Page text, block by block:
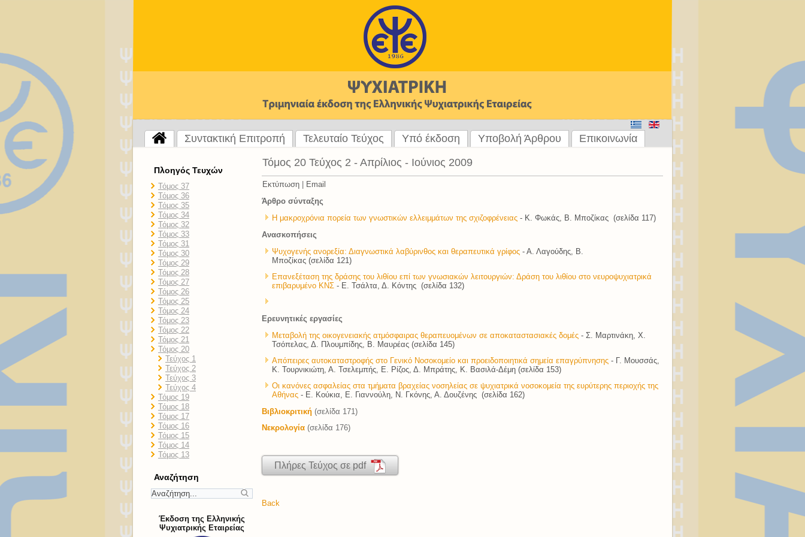
Συντακτική Επιτροπή Τελευταίο Τεύχος Υπό έκδοση Υποβολή Άρθρου Επικοινωνία
Πλοηγός Τευχών
Τόμος 37
Τόμος 36
Τόμος 35
Τόμος 34
Τόμος 32
Τόμος 33
Τόμος 31
Τόμος 30
Τόμος 29
Τόμος 28
Τόμος 27
Τόμος 26
Τόμος 25
Τόμος 24
Τόμος 23
Τόμος 22
Τόμος 21
Τόμος 20
Τεύχος 1
Τεύχος 2
Τεύχος 3
Τεύχος 4
Τόμος 19
Τόμος 18
Τόμος 17
Τόμος 16
Τόμος 15
Τόμος 14
Τόμος 13
Αναζήτηση
Έκδοση της Ελληνικής
Ψυχιατρικής Εταιρείας
Τόμος 20 Τεύχος 2 - Απρίλιος - Ιούνιος 2009
Εκτύπωση
Email
Άρθρο σύνταξης
Η μακροχρόνια πορεία των γνωστικών ελλειμμάτων της σχιζοφρένειας - Κ. Φωκάς, Β. Μποζίκας (σελίδα 117)
Ανασκοπήσεις
Ψυχογενής ανορεξία: Διαγνωστικά λαβύρινθος και θεραπευτικά γρίφος - Α. Λαγούδης, Β.
Μποζίκας (σελίδα 121)
Επανεξέταση της δράσης του λιθίου επί των γνωσιακών λειτουργιών: Δράση του λιθίου στο νευροψυχιατρικά
επιβαρυμένο ΚΝΣ - Ε. Τσάλτα, Δ. Κόντης (σελίδα 132)
Ερευνητικές εργασίες
Μεταβολή της οικογενειακής ατμόσφαιρας θεραπευομένων σε αποκαταστασιακές δομές - Σ. Μαρτινάκη, Χ.
Τσόπελας, Δ. Πλουμπίδης, Β. Μαυρέας (σελίδα 145)
Απόπειρες αυτοκαταστροφής στο Γενικό Νοσοκομείο και προειδοποιητικά σημεία επαγρύπνησης - Γ. Μουσσάς,
Κ. Τουρνικιώτη, Α. Τσελεμπής, Ε. Ρίζος, Δ. Μπράτης, Κ. Βασιλά-Δέμη (σελίδα 153)
Οι κανόνες ασφαλείας στα τμήματα βραχείας νοσηλείας σε ψυχιατρικά νοσοκομεία της ευρύτερης περιοχής της
Αθήνας - Ε. Κούκια, Ε. Γιαννούλη, Ν. Γκόνης, Α. Δουζένης (σελίδα 162)
Βιβλιοκριτική (σελίδα 171)
Νεκρολογία (σελίδα 176)
Πλήρες Τεύχος σε pdf
Back